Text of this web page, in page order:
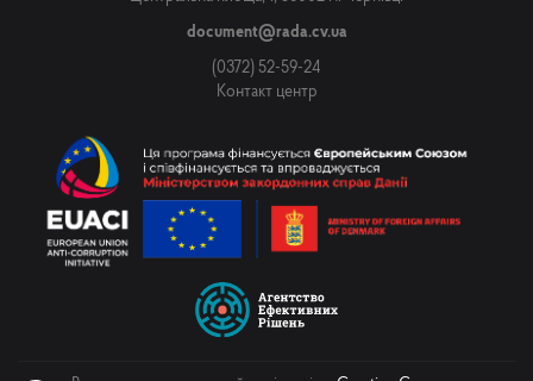
document@rada.cv.ua
(0372) 52-59-24
Контакт центр